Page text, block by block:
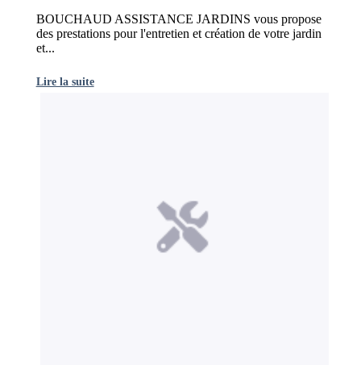
BOUCHAUD ASSISTANCE JARDINS vous propose
des prestations pour l'entretien et création de votre jardin
et...
Lire la suite